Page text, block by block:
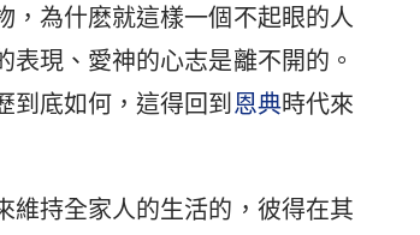
，為什麽就這樣一個不起眼的人
現、愛神的心志是離不開的。
到底如何，這得回到 恩典時代來
維持全家人的生活的，彼得在其